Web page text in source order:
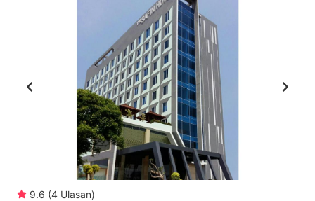
9.6 (4 Ulasan)